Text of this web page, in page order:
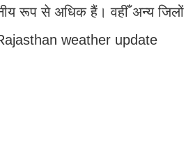
रूप से अधिक हैं। वहीँ अन्य
weather update